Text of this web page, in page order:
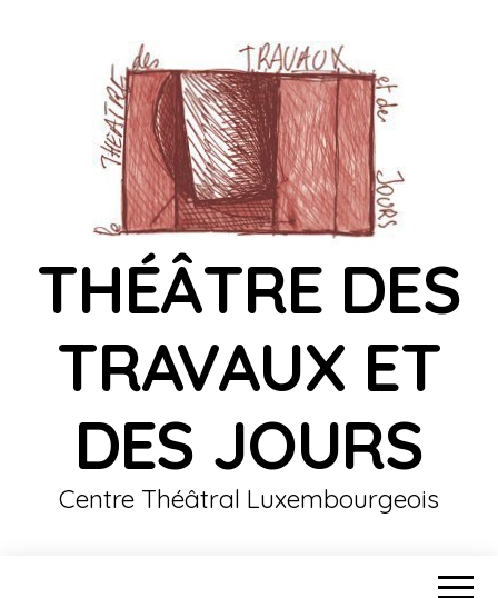
THÉÂTRE DES
TRAVAUX ET
DES JOURS
Centre Théâtral Luxembourgeois